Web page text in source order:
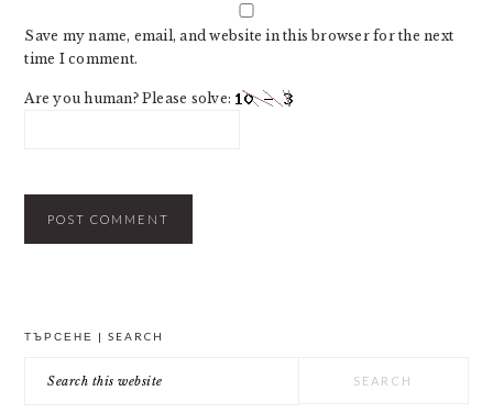
Save my name, email, and website in this browser for the next
time I comment.
Are you human? Please solve:
ТЪРСЕНЕ | SEARCH
this